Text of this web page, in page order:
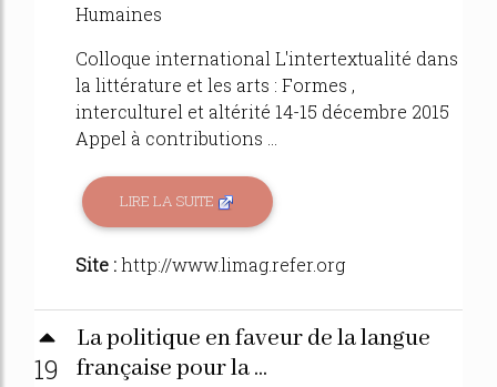
Humaines
Colloque international L'intertextualité dans
la littérature et les arts : Formes ,
interculturel et altérité 14-15 décembre 2015
Appel à contributions ...
LIRE LA SUITE
Site :http://www.limag.refer.org
19
La politique en faveur de la langue
française pour la ...